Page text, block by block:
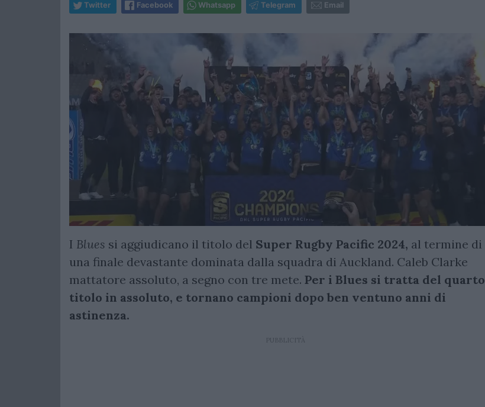
Twitter Facebook Whatsapp Telegram Email
I Blues si aggiudicano il titolo del Super Rugby Pacific 2024, al termine di
una finale devastante dominata dalla squadra di Auckland. Caleb Clarke
mattatore assoluto, a segno con tre mete. Per i Blues si tratta del quarto
titolo in assoluto, e tornano campioni dopo ben ventuno anni di
astinenza.